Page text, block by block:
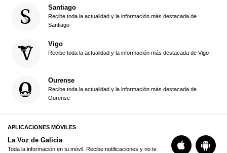
Santiago
Recibe toda la actualidad y la información más destacada de
Santiago
Vigo
Recibe toda la actualidad y la información más destacada de Vigo
Ourense
Recibe toda la actualidad y la información más destacada de
Ourense
APLICACIONES MÓVILES
La Voz de Galicia
Toda la información en tu móvil. Recibe notificaciones y no te